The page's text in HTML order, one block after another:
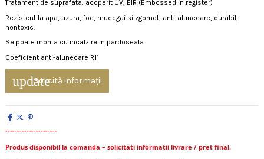
Tratament de suprafata: acoperit UV, EIR (Embossed in register)
Rezistent la apa, uzura, foc, mucegai si zgomot, anti-alunecare, durabil,
nontoxic.
Se poate monta cu incalzire in pardoseala.
Coeficient anti-alunecare R11
updateSolicită informații
----------------------
Produs disponibil la comanda – solicitati informatii livrare / pret final.